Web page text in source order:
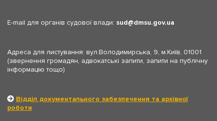
E-mail для органів судової влади: sud dmsu.gov.ua
Адреса для листування: вул.Володимирська, 9, м.Київ, 01001
(звернення громадян, адвокатські запити, запити на публічну
інформацію тощо)
Відділ документального забезпечення та архівної
роботи